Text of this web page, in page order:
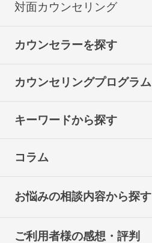
対面カウンセリング
カウンセラーを探す
カウンセリングプログラム
キーワードから探す
コラム
お悩みの相談内容から探す
ご利用者様の感想・評判